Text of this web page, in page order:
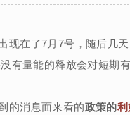
现在了7月7号，随后几
没有量能的释放会对短期
的消息面来看的政策的